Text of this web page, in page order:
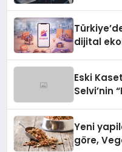
dijital
Eski
Selvi’nin
Yeni
göre,